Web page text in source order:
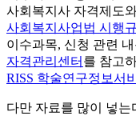
사회복지사 자격제도
사회복지사업법 시행
이수과목, 신청 관련
자격관리센터 를 참고
RISS 학술연구정보서
다만 자료를 많이 넣